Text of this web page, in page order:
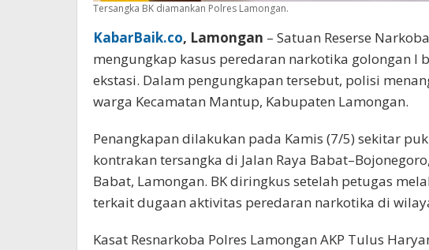
Tersangka BK diamankan Polres Lamongan.
KabarBaik.co, Lamongan – Satuan Reserse
mengungkap kasus peredaran narkotika golongan I
ekstasi. Dalam pengungkapan tersebut, polisi
warga Kecamatan Mantup, Kabupaten Lamongan.
Penangkapan dilakukan pada Kamis (7/5) sekitar
kontrakan tersangka di Jalan Raya
Babat, Lamongan. BK diringkus setelah petugas
terkait dugaan aktivitas peredaran narkotika di
Kasat Resnarkoba Polres Lamongan AKP Tulus